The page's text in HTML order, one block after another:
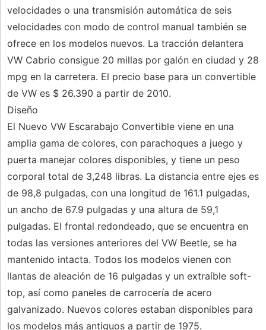
velocidades o una transmisión automática de seis
velocidades con modo de control manual también se
ofrece en los modelos nuevos. La tracción delantera
VW Cabrio consigue 20 millas por galón en ciudad y 28
mpg en la carretera. El precio base para un convertible
de VW es $ 26.390 a partir de 2010.
Diseño
El Nuevo VW Escarabajo Convertible viene en una
amplia gama de colores, con parachoques a juego y
puerta manejar colores disponibles, y tiene un peso
corporal total de 3,248 libras. La distancia entre ejes es
de 98,8 pulgadas, con una longitud de 161.1 pulgadas,
un ancho de 67.9 pulgadas y una altura de 59,1
pulgadas. El frontal redondeado, que se encuentra en
todas las versiones anteriores del VW Beetle, se ha
mantenido intacta. Todos los modelos vienen con
llantas de aleación de 16 pulgadas y un extraíble soft-
top, así como paneles de carrocería de acero
galvanizado. Nuevos colores estaban disponibles para
los modelos más antiguos a partir de 1975.